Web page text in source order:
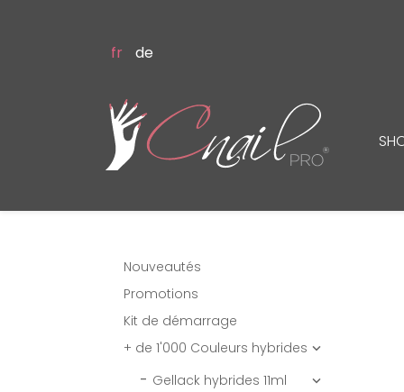
fr de
Nouveautés
Promotions
Kit de démarrage
+ de 1'000 Couleurs hybrides 
Gellack hybrides 11ml 